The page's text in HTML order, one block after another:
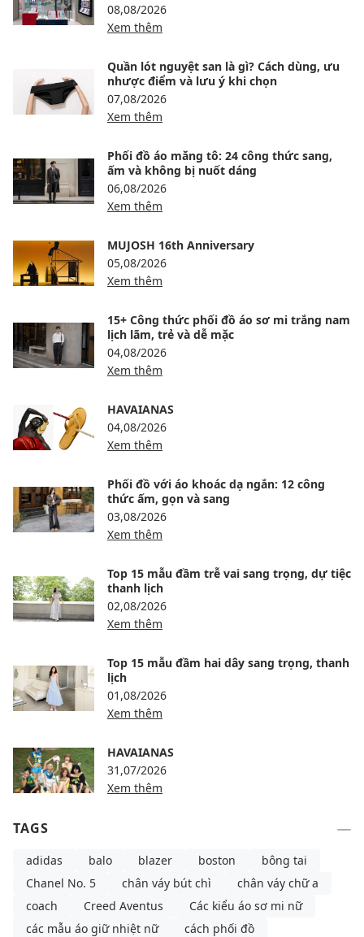
08,08/2026
Xem thêm
Quần lót nguyệt san là gì? Cách dùng, ưu
nhược điểm và lưu ý khi chọn
07,08/2026
Xem thêm
Phối đồ áo măng tô: 24 công thức sang,
ấm và không bị nuốt dáng
06,08/2026
Xem thêm
MUJOSH 16th Anniversary
05,08/2026
Xem thêm
15+ Công thức phối đồ áo sơ mi trắng nam
lịch lãm, trẻ và dễ mặc
04,08/2026
Xem thêm
HAVAIANAS
04,08/2026
Xem thêm
Phối đồ với áo khoác dạ ngắn: 12 công
thức ấm, gọn và sang
03,08/2026
Xem thêm
Top 15 mẫu đầm trễ vai sang trọng, dự tiệc
thanh lịch
02,08/2026
Xem thêm
Top 15 mẫu đầm hai dây sang trọng, thanh
lịch
01,08/2026
Xem thêm
HAVAIANAS
31,07/2026
Xem thêm
TAGS
adidas balo blazer boston
bông tai
Chanel No. 5
chân váy bút chì
chân váy chữ a
coach
Creed Aventus
Các kiểu áo sơ mi nữ
các mẫu áo giữ nhiệt nữ
cách phối đồ